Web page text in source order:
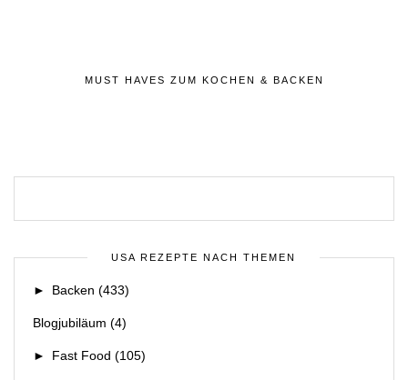
MUST HAVES ZUM KOCHEN & BACKEN
USA REZEPTE NACH THEMEN
► Backen (433)
Blogjubiläum (4)
► Fast Food (105)